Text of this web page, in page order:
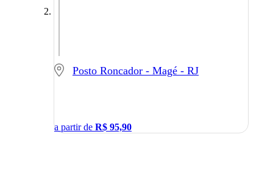
Posto Roncador - Magé - RJ
a partir de R$ 95,90